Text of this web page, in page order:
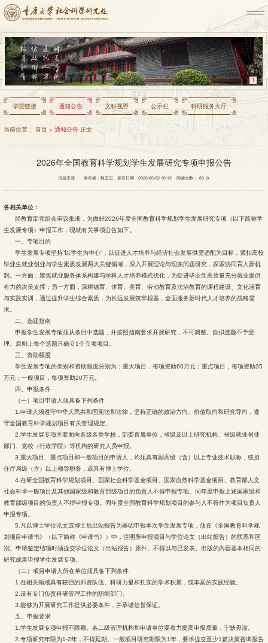
1
学院链接 通知公告 文科视野 公示栏 科研服务大厅
当前位置： 首页> 通知公告正文
2026年全国教育科学规划学生发展研究专项申报公告
信息来源： 发布者：甄玄志 发布日期：2026-06-02 16:12 阅读次数： 83 次
各相关单位：
经教育部党组会审议批准，为做好2026年度全国教育科学规划学生发展研究专项（以下简称学
生发展专项）申报工作，现就有关事项公告如下。
一、专项目的
学生发展专项坚持“以学生为中心”，以促进人才培养与经济社会发展供需适配为目标，紧扣高校
毕业生就业创业与学生素质发展两大关键领域，深入开展理论与现实问题研究，探索协同育人新机
制。一方面，聚焦就业服务体系构建与学科人才培养模式优化，为促进毕业生高质量充分就业提供
有力的决策支撑；另一方面，深耕德育、体育、美育、劳动教育及法治教育的课程建设、文化涵育
与实践实训，通过提升学生综合素质，为长远发展筑牢根基，全面服务新时代人才培养的战略需
求。
二、选题指南
申报学生发展专项须从条目中选题，并按照指南要求开展研究，不可调整。自拟选题不予受
理。原则上每个选题只确立1个立项项目。
三、资助额度
学生发展专项的类别和资助额度分别为：重大项目，每项资助60万元；重点项目，每项资助35
万元；一般项目，每项资助20万元。
四、申报条件
（一）项目申请人须具备下列条件
1.申请人须遵守中华人民共和国宪法和法律，坚持正确的政治方向、价值取向和研究导向，遵
守全国教育科学规划项目有关管理规定。
2.学生发展专项主要面向各级各类学校，部委直属单位，省级及以上研究机构、省级就业创业
部门、党校（行政学院）等机构的研究人员申报。
3.重大项目、重点项目和一般项目的申请人，均须具有副高级（含）以上专业技术职称，或担
任厅局级（含）以上领导职务，或具有博士学位。
4.在研全国教育科学规划项目、国家社会科学基金项目、国家自然科学基金项目、教育部人文
社会科学一般项目及其他国家级和教育部级项目的负责人不得申报专项。同年度申报上述国家级和
教育部级项目的负责人不得申报专项。同年度全国教育科学规划项目的参与人不得作为项目负责人
申报专项。
5.凡以博士学位论文或博士后出站报告为基础申报本次学生发展专项，须在《全国教育科学规
划项目申请书》（以下简称《申请书》）中，注明所申报项目与学位论文（出站报告）的联系和区
别。申请鉴定结项时须提交学位论文（出站报告）原件。不得以与已发表、出版的内容基本相同的
研究成果申报学生发展专项。
（二）项目申请人所在单位须具备下列条件
1.在相关领域具有较强的师资队伍、科研力量和扎实的学术积累，或丰富的实践经验。
2.设有专门负责科研管理工作的职能部门。
3.能够为开展研究工作提供必要条件，并承诺信誉保证。
五、申报要求
1.学生发展专项申报不限额。各二级管理机构和申请单位要着力提高申报质量，宁缺毋滥。
2.专项研究年限为1-2年，不得延期。一般项目研究期限为1年，要求提交至少1篇决策咨询报告